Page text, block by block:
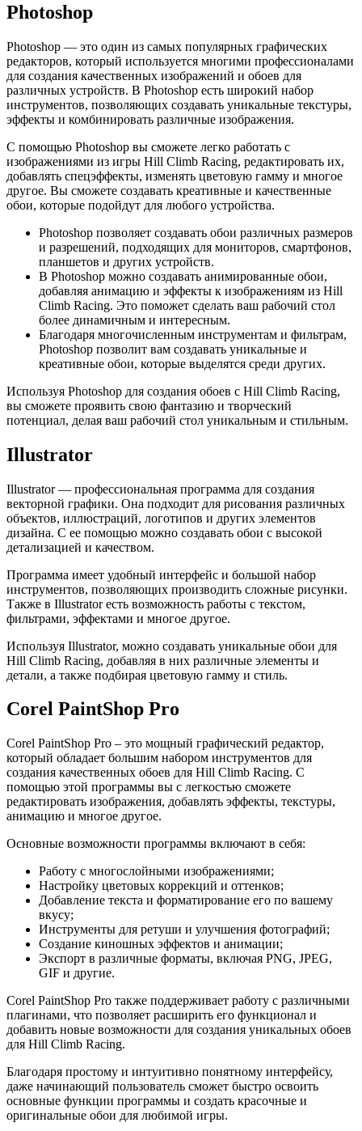
Photoshop
Photoshop — это один из самых популярных графических
редакторов, который используется многими профессионалами
для создания качественных изображений и обоев для
различных устройств. В Photoshop есть широкий набор
инструментов, позволяющих создавать уникальные текстуры,
эффекты и комбинировать различные изображения.
С помощью Photoshop вы сможете легко работать с
изображениями из игры Hill Climb Racing, редактировать их,
добавлять спецэффекты, изменять цветовую гамму и многое
другое. Вы сможете создавать креативные и качественные
обои, которые подойдут для любого устройства.
Photoshop позволяет создавать обои различных размеров
и разрешений, подходящих для мониторов, смартфонов,
планшетов и других устройств.
В Photoshop можно создавать анимированные обои,
добавляя анимацию и эффекты к изображениям из Hill
Climb Racing. Это поможет сделать ваш рабочий стол
более динамичным и интересным.
Благодаря многочисленным инструментам и фильтрам,
Photoshop позволит вам создавать уникальные и
креативные обои, которые выделятся среди других.
Используя Photoshop для создания обоев с Hill Climb Racing,
вы сможете проявить свою фантазию и творческий
потенциал, делая ваш рабочий стол уникальным и стильным.
Illustrator
Illustrator — профессиональная программа для создания
векторной графики. Она подходит для рисования различных
объектов, иллюстраций, логотипов и других элементов
дизайна. С ее помощью можно создавать обои с высокой
детализацией и качеством.
Программа имеет удобный интерфейс и большой набор
инструментов, позволяющих производить сложные рисунки.
Также в Illustrator есть возможность работы с текстом,
фильтрами, эффектами и многое другое.
Используя Illustrator, можно создавать уникальные обои для
Hill Climb Racing, добавляя в них различные элементы и
детали, а также подбирая цветовую гамму и стиль.
Corel PaintShop Pro
Corel PaintShop Pro – это мощный графический редактор,
который обладает большим набором инструментов для
создания качественных обоев для Hill Climb Racing. С
помощью этой программы вы с легкостью сможете
редактировать изображения, добавлять эффекты, текстуры,
анимацию и многое другое.
Основные возможности программы включают в себя:
Работу с многослойными изображениями;
Настройку цветовых коррекций и оттенков;
Добавление текста и форматирование его по вашему
вкусу;
Инструменты для ретуши и улучшения фотографий;
Создание киношных эффектов и анимации;
Экспорт в различные форматы, включая PNG, JPEG,
GIF и другие.
Corel PaintShop Pro также поддерживает работу с различными
плагинами, что позволяет расширить его функционал и
добавить новые возможности для создания уникальных обоев
для Hill Climb Racing.
Благодаря простому и интуитивно понятному интерфейсу,
даже начинающий пользователь сможет быстро освоить
основные функции программы и создать красочные и
оригинальные обои для любимой игры.